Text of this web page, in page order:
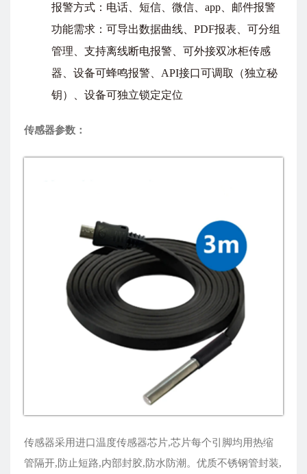
报警方式：电话、短信、微信、app、邮件报警
功能需求：可导出数据曲线、PDF报表、可分组
管理、支持离线断电报警、可外接双冰柜传感
器、设备可蜂鸣报警、API接口可调取（独立秘
钥）、设备可独立锁定定位
传感器参数：
传感器采用进口温度传感器芯片,芯片每个引脚均用热缩
管隔开,防止短路,内部封胶,防水防潮。优质不锈钢管封装,